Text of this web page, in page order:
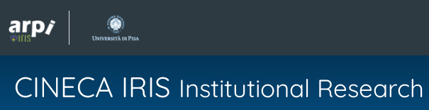
CINECA IRIS Institutional